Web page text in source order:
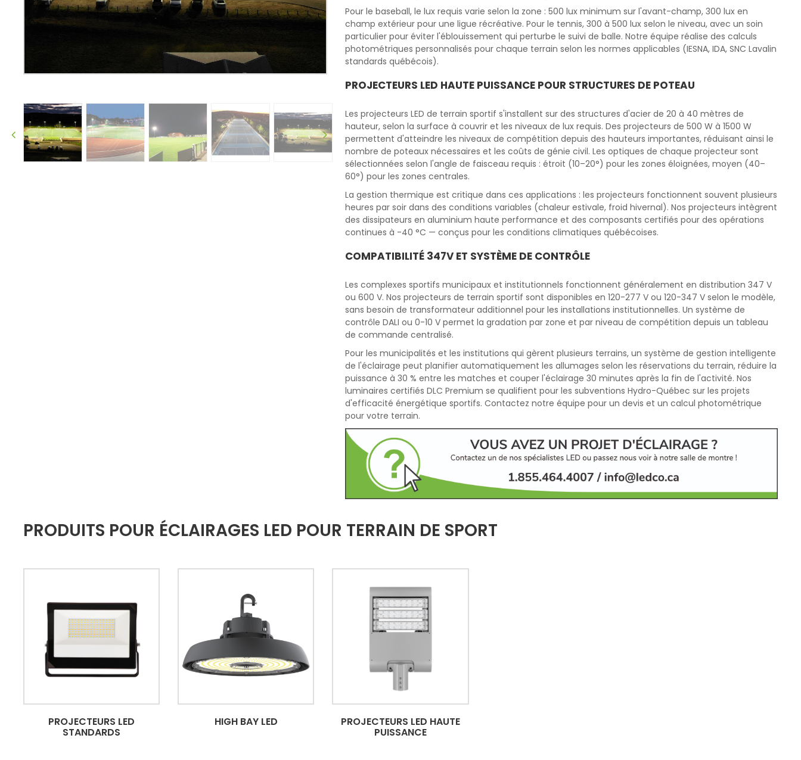
Pour le baseball, le lux requis varie selon la zone : 500 lux minimum sur l'avant-champ, 300 lux en
champ extérieur pour une ligue récréative. Pour le tennis, 300 à 500 lux selon le niveau, avec un soin
particulier pour éviter l'éblouissement qui perturbe le suivi de balle. Notre équipe réalise des calculs
photométriques personnalisés pour chaque terrain selon les normes applicables (IESNA, IDA, SNC Lavalin
standards québécois).
PROJECTEURS LED HAUTE PUISSANCE POUR STRUCTURES DE POTEAU
Les projecteurs LED de terrain sportif s'installent sur des structures d'acier de 20 à 40 mètres de
hauteur, selon la surface à couvrir et les niveaux de lux requis. Des projecteurs de 500 W à 1500 W
permettent d'atteindre les niveaux de compétition depuis des hauteurs importantes, réduisant ainsi le
nombre de poteaux nécessaires et les coûts de génie civil. Les optiques de chaque projecteur sont
sélectionnées selon l'angle de faisceau requis : étroit (10–20°) pour les zones éloignées, moyen (40–
60°) pour les zones centrales.
La gestion thermique est critique dans ces applications : les projecteurs fonctionnent souvent plusieurs
heures par soir dans des conditions variables (chaleur estivale, froid hivernal). Nos projecteurs intègrent
des dissipateurs en aluminium haute performance et des composants certifiés pour des opérations
continues à -40 °C — conçus pour les conditions climatiques québécoises.
COMPATIBILITÉ 347V ET SYSTÈME DE CONTRÔLE
Les complexes sportifs municipaux et institutionnels fonctionnent généralement en distribution 347 V
ou 600 V. Nos projecteurs de terrain sportif sont disponibles en 120-277 V ou 120-347 V selon le modèle,
sans besoin de transformateur additionnel pour les installations institutionnelles. Un système de
contrôle DALI ou 0-10 V permet la gradation par zone et par niveau de compétition depuis un tableau
de commande centralisé.
Pour les municipalités et les institutions qui gèrent plusieurs terrains, un système de gestion intelligente
de l'éclairage peut planifier automatiquement les allumages selon les réservations du terrain, réduire la
puissance à 30 % entre les matches et couper l'éclairage 30 minutes après la fin de l'activité. Nos
luminaires certifiés DLC Premium se qualifient pour les subventions Hydro-Québec sur les projets
d'efficacité énergétique sportifs. Contactez notre équipe pour un devis et un calcul photométrique
pour votre terrain.
PRODUITS POUR ÉCLAIRAGES LED POUR TERRAIN DE SPORT
PROJECTEURS LED
STANDARDS
HIGH BAY LED PROJECTEURS LED HAUTE
PUISSANCE